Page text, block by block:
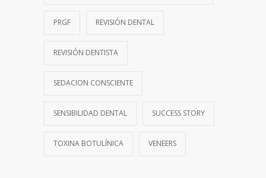
PRGF REVISIÓN DENTAL
REVISIÓN DENTISTA
SEDACION CONSCIENTE
SENSIBILIDAD DENTAL SUCCESS STORY
TOXINA BOTULÍNICA VENEERS